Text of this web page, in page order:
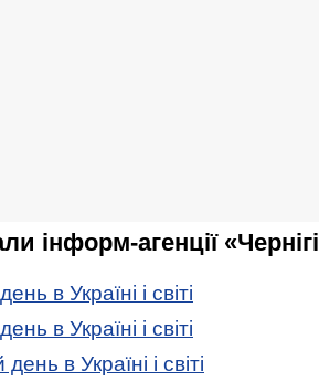
інформ-агенції
в Україні і світі
в Україні і світі
в Україні і світі